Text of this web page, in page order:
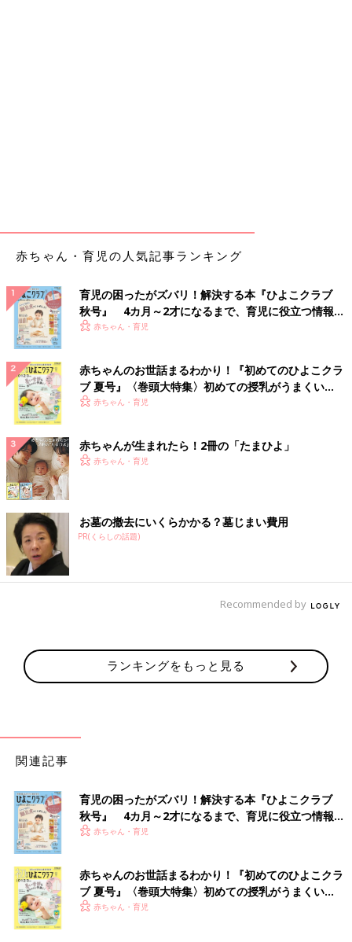
も。
12月以降は、インフルエンザも心配です。受験も大事ですが、思
い出作りもしっかりしてほしいので学校最優先と思っていました
が、そんな余裕は難しいですね」
■ 我が家は平常通りでしたが、1週間休むという人も
「我が家はすべて平常通りの生活でしたが、みなんさんそれぞれ
ですよ。3学期は、全く学校に登校しない子もいます。インフル
エンザ予防の意味もあるでしょうし、塾で最後の追い込みをする
ため、という子もいるでしょう。
母親も休める人は休んでいます。フリーで仕事をしている方で1
月は全く仕事を受けていないとおっしゃる方も。
我が家は『学校は休みたくない』と言う子どもの意思を尊重した
結果、本番10日前くらいにインフルエンザに罹って出席停止とい
うことに…。結果的に体調が回復してからの出席停止期間中は家
で受験勉強をしていました。
私自身は、試験当日が偶然、仕事の休日と重なっていたため休む
こともなく、直前だからと仕事をセーブすることもなく、普通に
出勤していました。
試験当日は、朝は夫が会場まで送ってから出勤し、試験が終わる
時間に私が電車で迎えに行きました。子どもの話では、学校で待
機している保護者のために待機場所があったとのことで、ずっと
■ 試験は大人が付き添うものなので受験回数分休むのでは？
「試験がある日は誰か大人が付き添うことになるので、保護者1
名は少なくとも休暇を取る必要があるのではと思います。
なると付き添い担当と手続き担当の2名が休暇を取る必要が出て
くるかもしれません。そのあたりのスケジュール詳細は受験予定
校のホームページに出ていると思います。
です。結果によっては母親がお子さんを慰める傍らで父親が急遽
追加出願先を探して受験料を振り込んだり、塾に出向いて先生に
相談したりと、かなり大変だったという話も聞きました。
試験前は家庭により温度感がかなり異なると思います。サポート
に徹するためにフルタイム総合職のお仕事を辞めた方もいます。
我が家はもともとインフルエンザ対応で1週間前から在宅勤務に
する予定でしたが、新型コロナウイルスの影響で1月はフル在宅
勤務することにしました」
赤ちゃん・育児の人気記事ランキング
育児の困ったがズバリ！解決する本『ひよこクラブ
秋号』 4カ月～2才になるまで、育児に役立つ情報が
いっぱい！
赤ちゃん・育児
赤ちゃんのお世話まるわかり！『初めてのひよこクラ
ブ 夏号』〈巻頭大特集〉初めての授乳がうまくい
く！ おっぱい・ミルクの基本と夏のトラブル 解決テ
赤ちゃん・育児
赤ちゃんが生まれたら！2冊の「たまひよ」
赤ちゃん・育児
お墓の撤去にいくらかかる？墓じまい費用
PR(くらしの話題)
Recommended by
ランキングをもっと見る
関連記事
育児の困ったがズバリ！解決する本『ひよこクラブ
秋号』 4カ月～2才になるまで、育児に役立つ情報が
いっぱい！
赤ちゃん・育児
赤ちゃんのお世話まるわかり！『初めてのひよこクラ
ブ 夏号』〈巻頭大特集〉初めての授乳がうまくい
く！ おっぱい・ミルクの基本と夏のトラブル 解決テ
赤ちゃん・育児